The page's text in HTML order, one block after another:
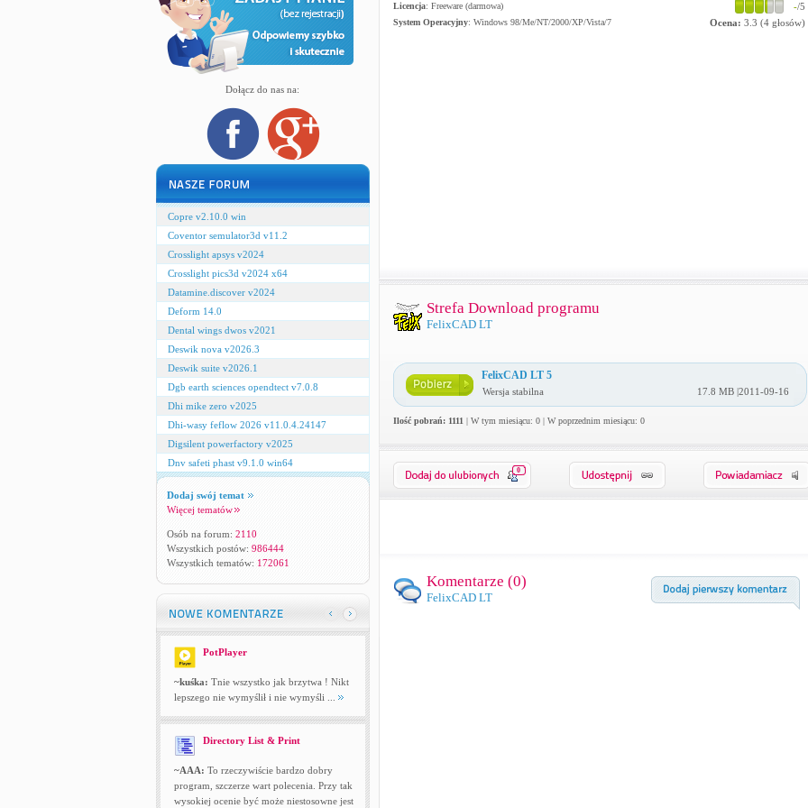
Dołącz do nas na:
Copre v2.10.0 win
Coventor semulator3d v11.2
Crosslight apsys v2024
Crosslight pics3d v2024 x64
Datamine.discover v2024
Deform 14.0
Dental wings dwos v2021
Deswik nova v2026.3
Deswik suite v2026.1
Dgb earth sciences opendtect v7.0.8
Dhi mike zero v2025
Dhi-wasy feflow 2026 v11.0.4.24147
Digsilent powerfactory v2025
Dnv safeti phast v9.1.0 win64
Dodaj swój temat
Więcej tematów
Osób na forum: 2110
Wszystkich postów: 986444
Wszystkich tematów: 172061
PotPlayer
~kuśka: Tnie wszystko jak brzytwa ! Nikt
lepszego nie wymyślił i nie wymyśli ...
Directory List & Print
~AAA: To rzeczywiście bardzo dobry
program, szczerze wart polecenia. Przy tak
wysokiej ocenie być może niestosowne jest
Licencja: Freeware (darmowa)
System Operacyjny: Windows 98/Me/NT/2000/XP/Vista/7
-/5
Ocena: 3.3 (4głosów)
Strefa Download programu
FelixCAD LT
FelixCAD LT 5
Wersja stabilna 17.8 MB |2011-09-16
Ilość pobrań: 1111 | W tym miesiącu: 0 | W poprzednim miesiącu: 0
0
Komentarze (0)
FelixCAD LT